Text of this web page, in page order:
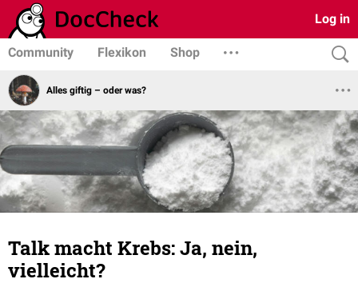
Log in
Community Flexikon Shop
Alles giftig – oder was?
Talk macht Krebs: Ja, nein,
vielleicht?